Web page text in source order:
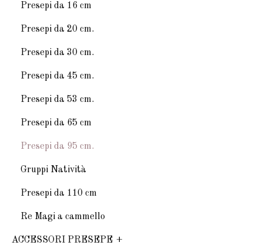
Presepi da 16 cm
Presepi da 20 cm.
Presepi da 30 cm.
Presepi da 45 cm.
Presepi da 53 cm.
Presepi da 65 cm
Presepi da 95 cm.
Gruppi Natività
Presepi da 110 cm
Re Magi a cammello
ACCESSORI PRESEPE